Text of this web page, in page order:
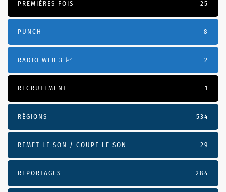
PREMIÈRES FOIS 25
PUNCH 8
RADIO WEB 3 📈 2
RECRUTEMENT 1
RÉGIONS 534
REMET LE SON / COUPE LE SON 29
REPORTAGES 284